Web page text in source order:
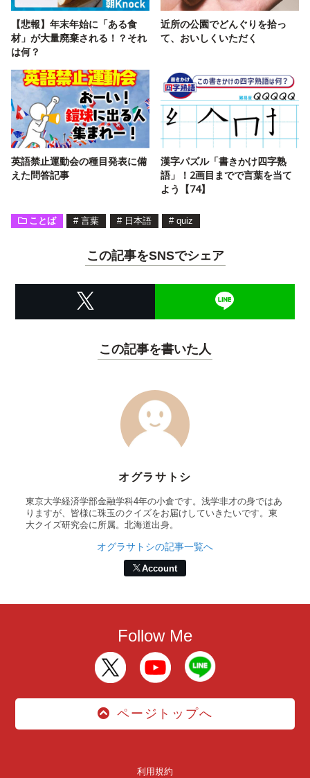
【悲報】年末年始に「ある食
材」が大量廃棄される！？それ
は何？
近所の公園でどんぐりを拾っ
て、おいしくいただく
英語禁止運動会の種目発表に備
えた問答記事
漢字パズル「書きかけ四字熟
語」！2画目までで言葉を当て
よう【74】
ことば # 言葉 # 日本語 # quiz
この記事をSNSでシェア
この記事を書いた人
オグラサトシ
東京大学経済学部金融学科4年の小倉です。浅学非才の身ではあ
りますが、皆様に珠玉のクイズをお届けしていきたいです。東
大クイズ研究会に所属。北海道出身。
オグラサトシの記事一覧へ
Account
Follow Me
ページトップへ
利用規約